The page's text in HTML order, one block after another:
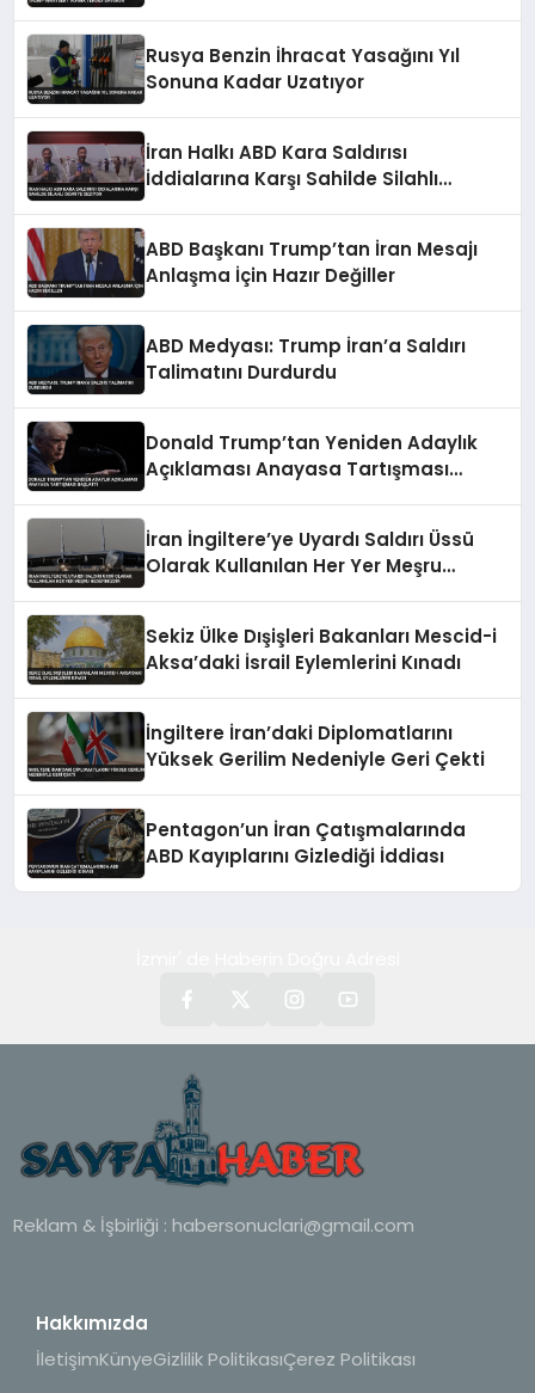
Rusya Benzin İhracat Yasağını Yıl
Sonuna Kadar Uzatıyor
İran Halkı ABD Kara Saldırısı
İddialarına Karşı Sahilde Silahlı
ABD Başkanı Trump’tan İran Mesajı
Anlaşma İçin Hazır Değiller
ABD Medyası: Trump İran’a Saldırı
Talimatını Durdurdu
Donald Trump’tan Yeniden Adaylık
Açıklaması Anayasa Tartışması
İran İngiltere’ye Uyardı Saldırı Üssü
Olarak Kullanılan Her Yer Meşru
Sekiz Ülke Dışişleri Bakanları Mescid-i
Aksa’daki İsrail Eylemlerini Kınadı
İngiltere İran’daki Diplomatlarını
Yüksek Gerilim Nedeniyle Geri Çekti
Pentagon’un İran Çatışmalarında
ABD Kayıplarını Gizlediği İddiası
Reklam & İşbirliği : habersonuclari@gmail.com
Hakkımızda
İletişimKünyeGizlilik PolitikasıÇerez Politikası